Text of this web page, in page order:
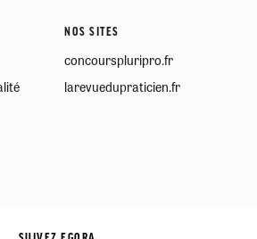
NOS SITES
concourspluripro.fr
larevuedupraticien.fr